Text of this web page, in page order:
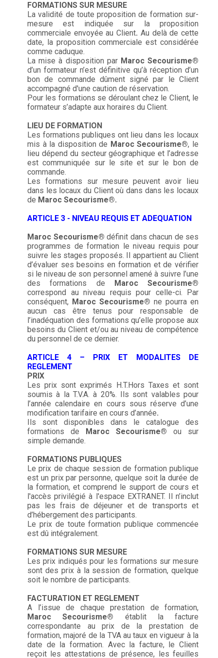
FORMATIONS SUR MESURE
La validité de toute proposition de formation sur-
mesure est indiquée sur la proposition
commerciale envoyée au Client. Au delà de cette
date, la proposition commerciale est considérée
comme caduque.
La mise à disposition par Maroc Secourisme®
d’un formateur n’est définitive qu’à réception d’un
bon de commande dûment signé par le Client
accompagné d'une caution de réservation.
Pour les formations se déroulant chez le Client, le
formateur s’adapte aux horaires du Client.
LIEU DE FORMATION
Les formations publiques ont lieu dans les locaux
mis à la disposition de Maroc Secourisme®, le
lieu dépend du secteur géographique et l’adresse
est communiquée sur le site et sur le bon de
commande.
Les formations sur mesure peuvent avoir lieu
dans les locaux du Client où dans dans les locaux
de Maroc Secourisme®.
ARTICLE 3 - NIVEAU REQUIS ET ADEQUATION
Maroc Secourisme® définit dans chacun de ses
programmes de formation le niveau requis pour
suivre les stages proposés. Il appartient au Client
d’évaluer ses besoins en formation et de vérifier
si le niveau de son personnel amené à suivre l’une
des formations de
Maroc Secourisme®
correspond au niveau requis pour celle-ci. Par
conséquent, Maroc Secourisme® ne pourra en
aucun cas être tenus pour responsable de
l’inadéquation des formations qu’elle propose aux
besoins du Client et/ou au niveau de compétence
du personnel de ce dernier.
ARTICLE 4 – PRIX ET MODALITES DE
REGLEMENT
PRIX
Les prix sont exprimés H.T.Hors Taxes et sont
soumis à la T.V.A. à 20%. Ils sont valables pour
l’année calendaire en cours sous réserve d’une
modification tarifaire en cours d’année.
Ils sont disponibles dans le catalogue des
formations de
Maroc Secourisme® ou sur
simple demande.
FORMATIONS PUBLIQUES
Le prix de chaque session de formation publique
est un prix par personne, quelque soit la durée de
la formation, et comprend le support de cours et
l'accès privilégié à l'espace EXTRANET. Il n’inclut
pas les frais de déjeuner et de transports et
d’hébergement des participants.
Le prix de toute formation publique commencée
est dû intégralement.
FORMATIONS SUR MESURE
Les prix indiqués pour les formations sur mesure
sont des prix à la session de formation, quelque
soit le nombre de participants.
FACTURATION ET REGLEMENT
A l’issue de chaque prestation de formation,
MarocSecourisme® établit la facture
correspondante au prix de la prestation de
formation, majoré de la TVA au taux en vigueur à la
date de la formation. Avec la facture, le Client
reçoit les attestations de présence, les feuilles